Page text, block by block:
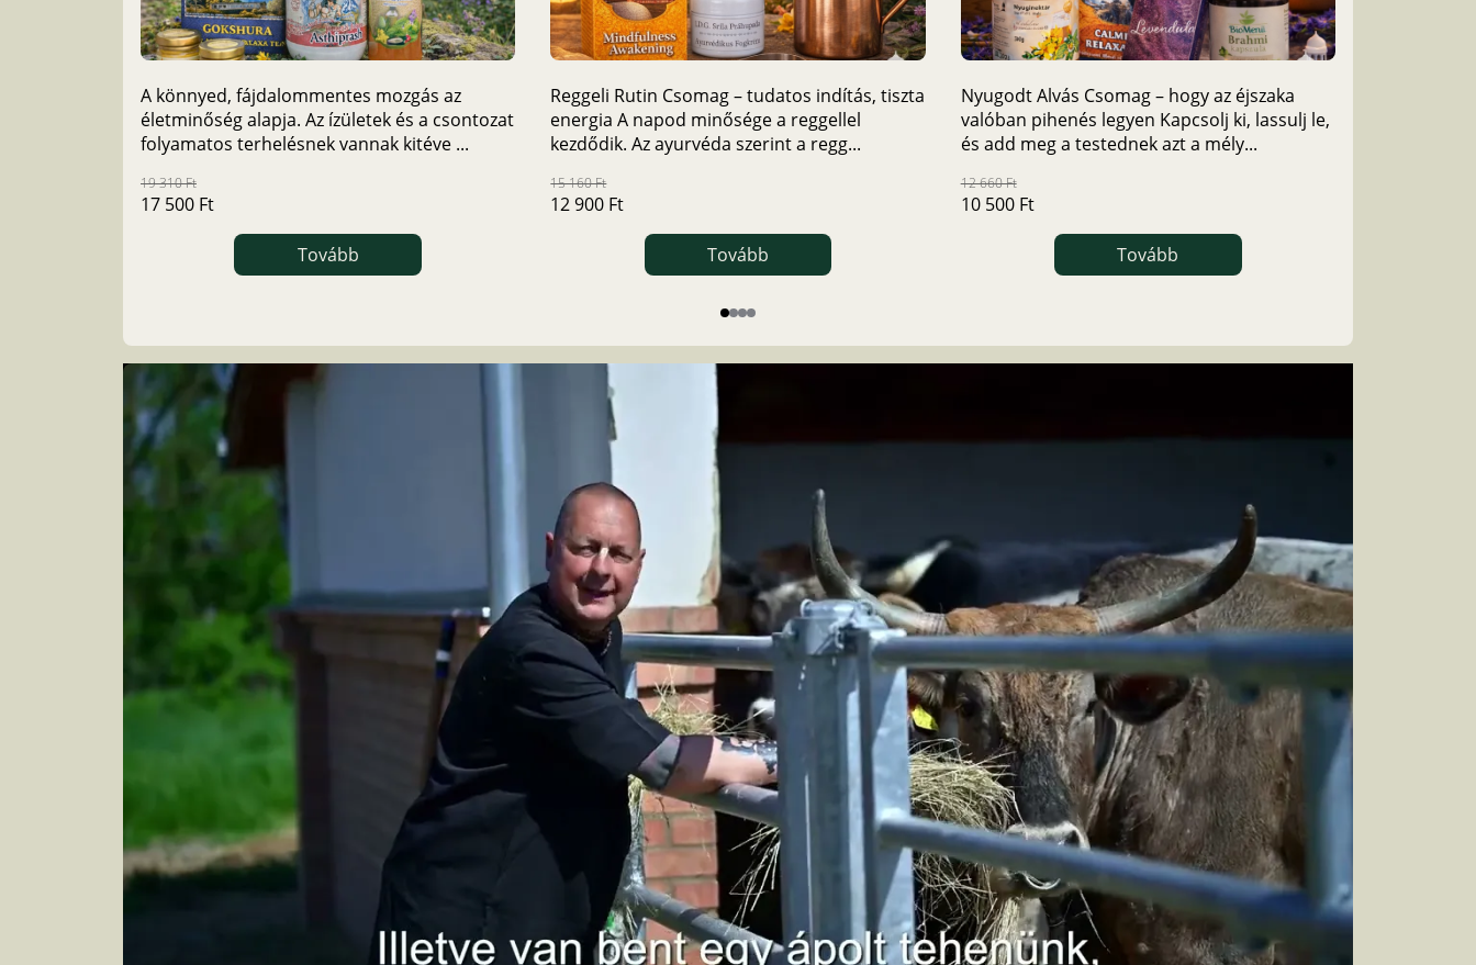
A könnyed, fájdalommentes mozgás az
életminőség alapja. Az ízületek és a csontozat
folyamatos terhelésnek vannak kitéve ...
19 310 Ft
17 500 Ft
Tovább
Reggeli Rutin Csomag – tudatos indítás, tiszta
energia A napod minősége a reggellel
kezdődik. Az ayurvéda szerint a regg...
15 160 Ft
12 900 Ft
Tovább
Nyugodt Alvás Csomag – hogy az éjszaka
valóban pihenés legyen Kapcsolj ki, lassulj le,
és add meg a testednek azt a mély...
12 660 Ft
10 500 Ft
Tovább
1
of